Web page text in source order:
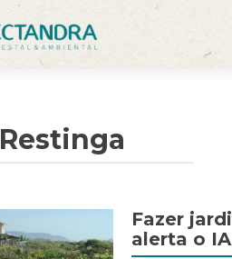
Restinga
Fazer
alerta o